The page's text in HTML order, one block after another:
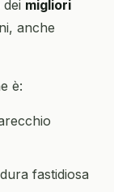
migliori
anche
è:
fastidiosa